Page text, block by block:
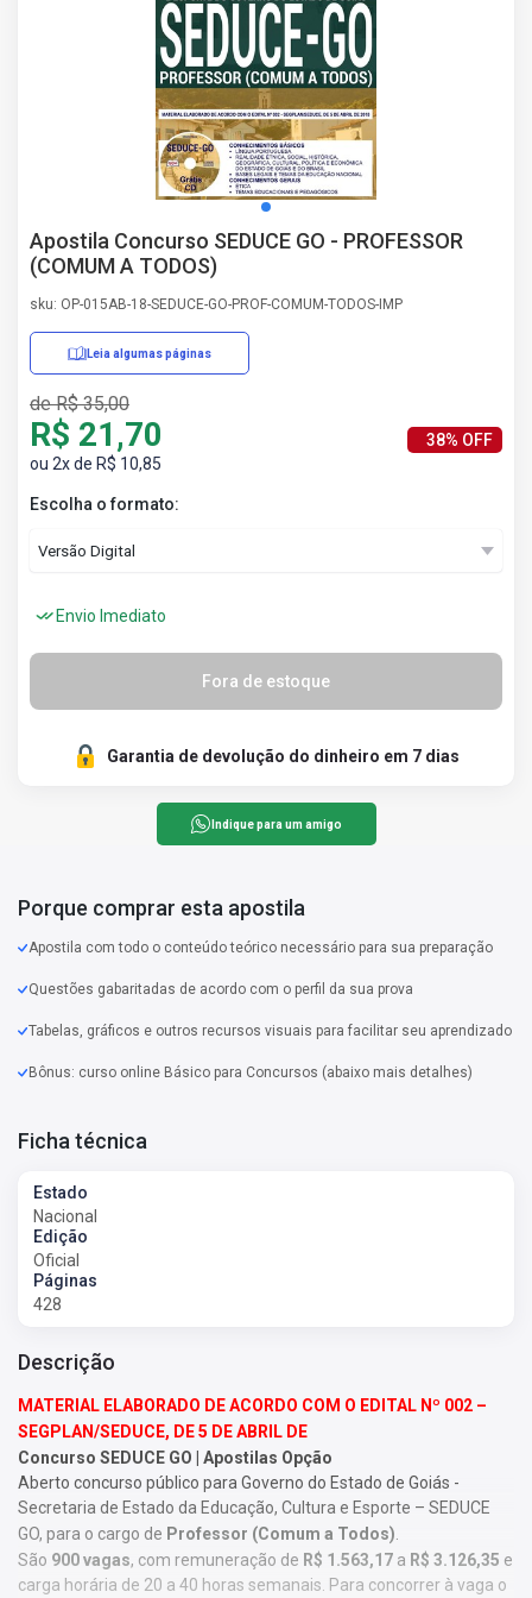
Apostila Concurso SEDUCE GO - PROFESSOR
(COMUM A TODOS)
sku: OP-015AB-18-SEDUCE-GO-PROF-COMUM-TODOS-IMP
Leia algumas páginas
de R$ 35,00
R$ 21,70
ou 2x de R$ 10,85
38% OFF
Escolha o formato:
Envio Imediato
Fora de estoque
Garantia de devolução do dinheiro em 7 dias
Indique para um amigo
Porque comprar esta apostila
Apostila com todo o conteúdo teórico necessário para sua preparação
Questões gabaritadas de acordo com o perfil da sua prova
Tabelas, gráficos e outros recursos visuais para facilitar seu aprendizado
Bônus: curso online Básico para Concursos (abaixo mais detalhes)
Ficha técnica
Estado
Nacional
Edição
Oficial
Páginas
428
Descrição
MATERIAL ELABORADO DE ACORDO COM O EDITAL Nº 002 –
SEGPLAN/SEDUCE, DE 5 DE ABRIL DE
Concurso SEDUCE GO | Apostilas Opção
Aberto concurso público para Governo do Estado de Goiás -
Secretaria de Estado da Educação, Cultura e Esporte – SEDUCE
GO, para o cargo de Professor (Comum a Todos)
São 900 vagas, com remuneração de R$ 1.563,17 a R$ 3.126,35 e
carga horária de 20 a 40 horas semanais. Para concorrer à vaga o